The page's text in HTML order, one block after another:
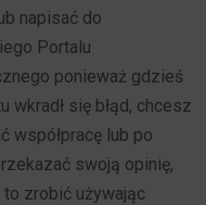
napisać do
Portalu
ponieważ gdzieś
wkradł się błąd, chcesz
współpracę lub po
swoją opinię,
zrobić używając